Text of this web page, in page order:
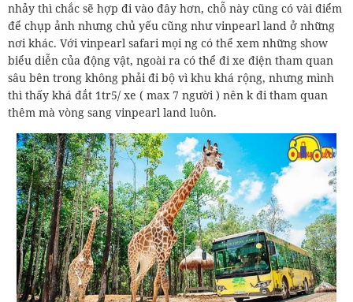
nhảy thì chắc sẽ hợp đi vào đây hơn, chỗ này cũng có vài điểm
để chụp ảnh nhưng chủ yếu cũng như vinpearl land ở những
nơi khác. Với vinpearl safari mọi ng có thể xem những show
biểu diễn của động vật, ngoài ra có thể đi xe điện tham quan
sâu bên trong không phải đi bộ vì khu khá rộng, nhưng mình
thì thấy khá đắt 1tr5/ xe ( max 7 người ) nên k đi tham quan
thêm mà vòng sang vinpearl land luôn.